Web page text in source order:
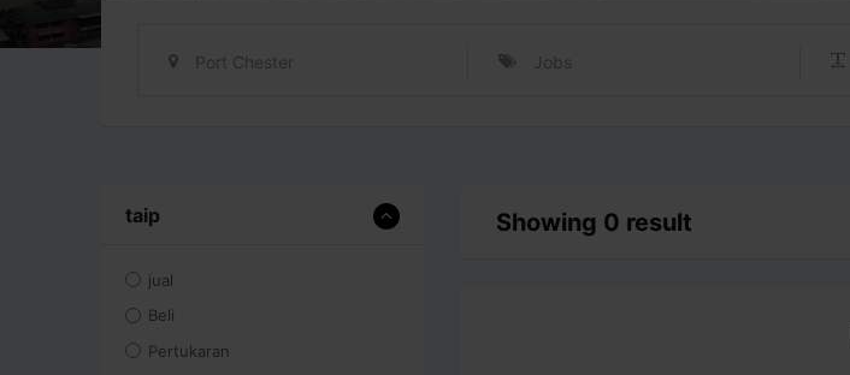
Port Chester Jobs
taip
jual
Beli
Pertukaran
Showing 0 result